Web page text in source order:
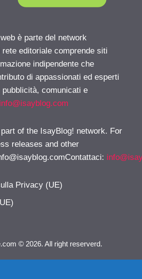
è parte del network
rete editoriale comprende siti
indipendente che
di appassionati ed esperti
comunicati e
info@isayblog.com
of the IsayBlog! network. For
releases and other
:
Privacy (UE)
© 2026. All right reserverd.